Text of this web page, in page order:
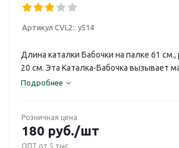
Артикул CVL2:: у514
Длина каталки Бабочки на палке 61
20 см. Эта Каталка-Бабочка вызывает
Подробнее
Розничная цена
180 руб./шт
ОПТ от 5 тыс.